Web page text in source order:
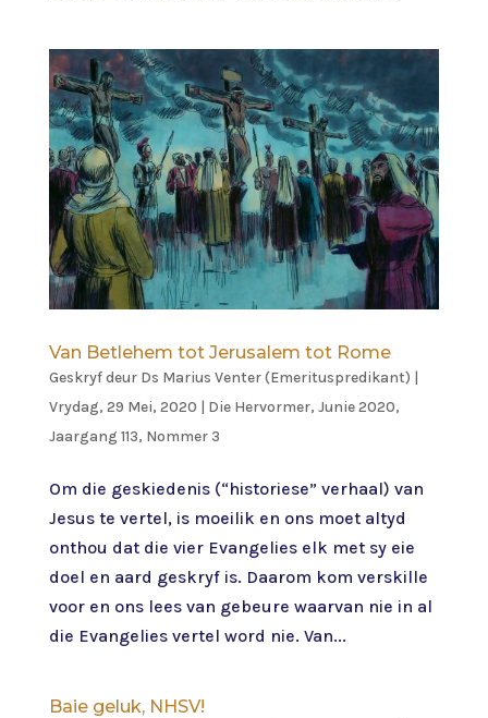
Van Betlehem tot Jerusalem tot Rome
Geskryf deur Ds Marius Venter (Emerituspredikant) |
Vrydag, 29 Mei, 2020 | Die Hervormer, Junie 2020,
Jaargang 113, Nommer 3
Om die geskiedenis (“historiese” verhaal) van
Jesus te vertel, is moeilik en ons moet altyd
onthou dat die vier Evangelies elk met sy eie
doel en aard geskryf is. Daarom kom verskille
voor en ons lees van gebeure waarvan nie in al
die Evangelies vertel word nie. Van...
Baie geluk, NHSV!